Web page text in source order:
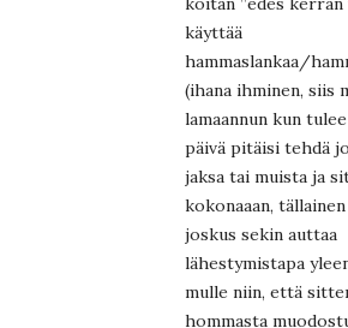
käyttää
hammaslankaa/
(ihana ihminen, siis
lamaannun kun
päivä pitäisi tehdä
jaksa tai muista ja
kokonaaan,
joskus sekin auttaa
lähestymistapa
mulle niin, että
hommasta